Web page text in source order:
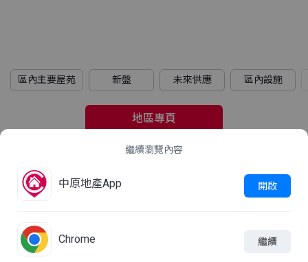
加入比較
區內主要屋苑 新盤 未來供應 區內設施
地區專頁
2021年人口普查
這屋苑平均家庭住戶每月收入是多少？
立即查看
繼續瀏覽內容
中原地產App 開啟
Chrome 繼續